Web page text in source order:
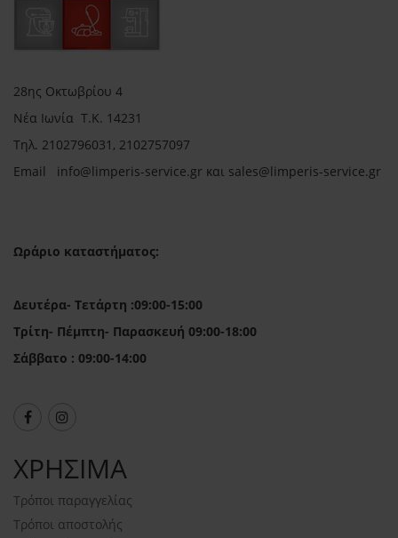
28ης Οκτωβρίου 4
Νέα Ιωνία Τ.Κ. 14231
Τηλ. 2102796031, 2102757097
Email info@limperis-service.gr και sales@limperis-service.gr
Ωράριο καταστήματος:
Δευτέρα- Τετάρτη :09:00-15:00
Τρίτη- Πέμπτη- Παρασκευή 09:00-18:00
Σάββατο : 09:00-14:00
ΧΡΗΣΙΜΑ
Τρόποι παραγγελίας
Τρόποι αποστολής